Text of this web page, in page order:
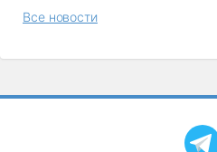
Все новости